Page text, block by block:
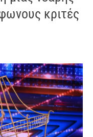
κριτές